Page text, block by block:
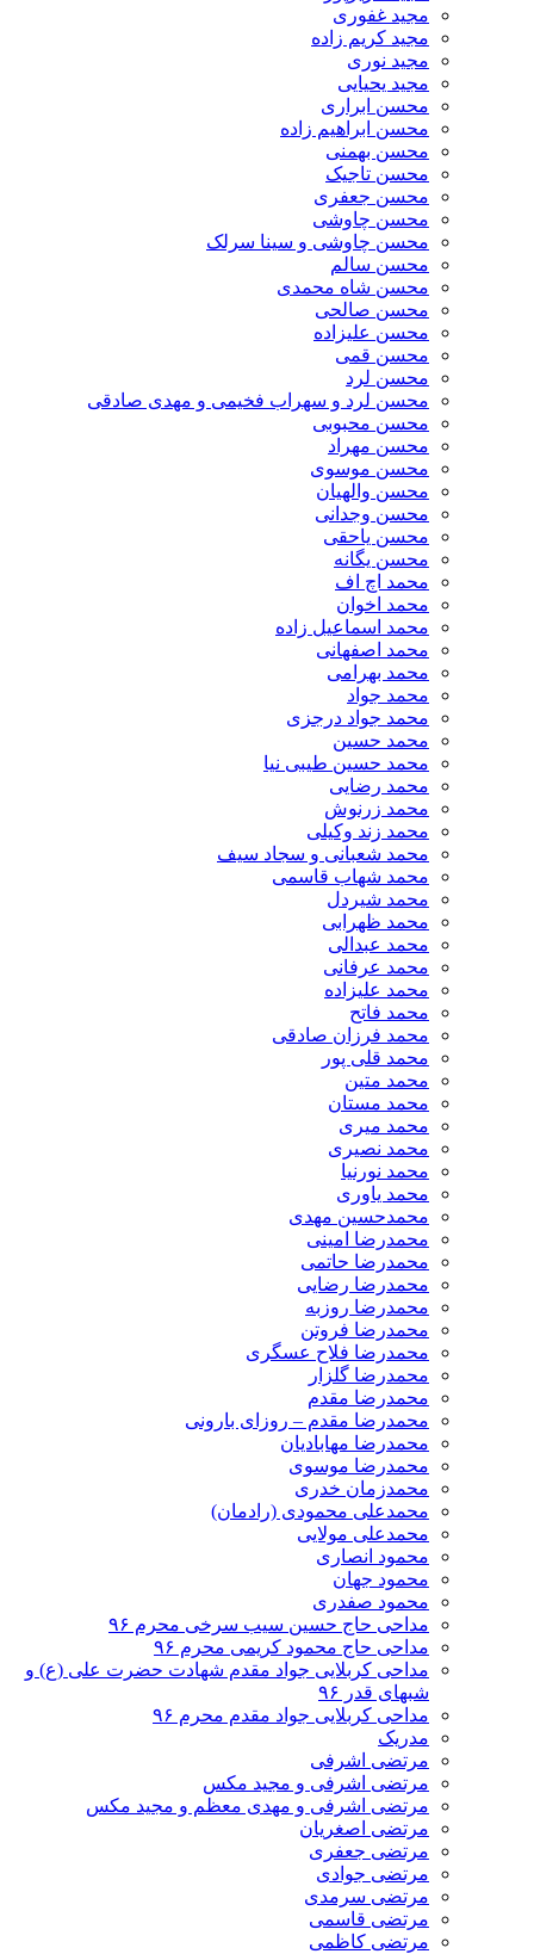
مجید غفوری
مجید کریم زاده
مجید نوری
مجید یحیایی
محسن ابراری
محسن ابراهیم زاده
محسن بهمنی
محسن تاجیک
محسن جعفری
محسن چاوشی
محسن چاوشی و سینا سرلک
محسن سالم
محسن شاه محمدی
محسن صالحی
محسن علیزاده
محسن قمی
محسن لرد
محسن لرد و سهراب فخیمی و مهدی صادقی
محسن محبوبی
محسن مهراد
محسن موسوی
محسن والهیان
محسن وجدانی
محسن یاحقی
محسن یگانه
محمد اچ اف
محمد اخوان
محمد اسماعیل زاده
محمد اصفهانی
محمد بهرامی
محمد جواد
محمد جواد درجزی
محمد حسین
محمد حسین طیبی نیا
محمد رضایی
محمد زرنوش
محمد زند وکیلی
محمد شعبانی و سجاد سیف
محمد شهاب قاسمی
​محمد شیردل
محمد ظهرابی
محمد عبدالی
محمد عرفانی
محمد علیزاده
محمد فاتح
محمد فرزان صادقی
محمد قلی پور
محمد متین
محمد مستان
محمد میری
محمد نصیری
محمد نورنیا
محمد یاوری
محمدحسین مهدی
محمدرضا امینی
محمدرضا حاتمی
محمدرضا رضایی
محمدرضا روزبه
محمدرضا فروتن
محمدرضا فلاح عسگری
محمدرضا گلزار
محمدرضا مقدم
محمدرضا مقدم – روزای بارونی
محمدرضا مهابادیان
محمدرضا موسوی
محمدزمان خدری
محمدعلی محمودی (رادمان)
محمدعلی مولایی
محمود انصاری
محمود جهان
محمود صفدری
مداحی حاج حسین سیب سرخی محرم ۹۶
مداحی حاج محمود کریمی محرم ۹۶
مداحی کربلایی جواد مقدم شهادت حضرت علی (ع) و
شبهای قدر ۹۶
مداحی کربلایی جواد مقدم محرم ۹۶
مدریک
مرتضی اشرفی
مرتضی اشرفی و مجید مکس
مرتضی اشرفی و مهدی معظم و مجید مکس
مرتضی اصغریان
مرتضی جعفری
مرتضی جوادی
مرتضی سرمدی
مرتضی قاسمی
مرتضی کاظمی